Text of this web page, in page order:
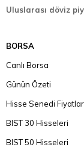
Uluslarası döviz
BORSA
Canlı Borsa
Günün Özeti
Hisse Senedi
BIST 30 Hisseleri
BIST 50 Hisseleri